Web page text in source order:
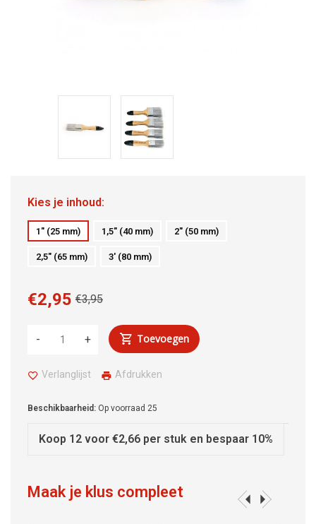
Kies je inhoud:
1" (25 mm) 1,5" (40 mm) 2" (50 mm)
2,5" (65 mm) 3' (80 mm)
€3,95
€2,95
+
- Toevoegen
Verlanglijst Afdrukken
Beschikbaarheid: Op voorraad 25
Koop 12 voor €2,66 per stuk en bespaar 10%
Maak je klus compleet